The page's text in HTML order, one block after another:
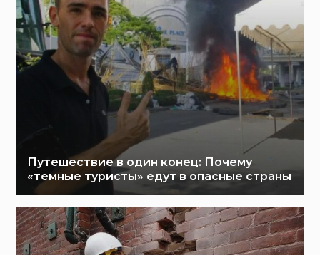
Путешествие в один конец: Почему
«темные туристы» едут в опасные страны